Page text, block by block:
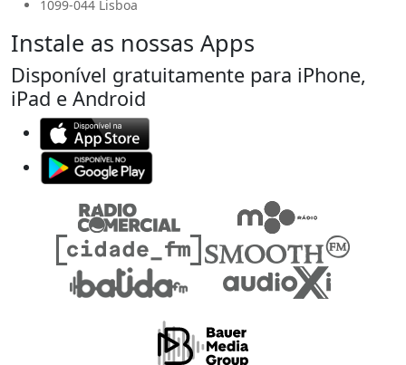
1099-044 Lisboa
Instale as nossas Apps
Disponível gratuitamente para iPhone,
iPad e Android